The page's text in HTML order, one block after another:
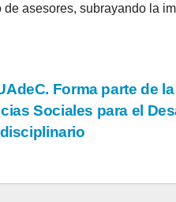
de asesores, subrayando la
Forma parte de
Sociales para el